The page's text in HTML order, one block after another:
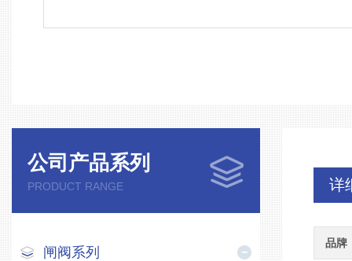
公司产品系列
PRODUCT RANGE
闸阀系列
详
品牌